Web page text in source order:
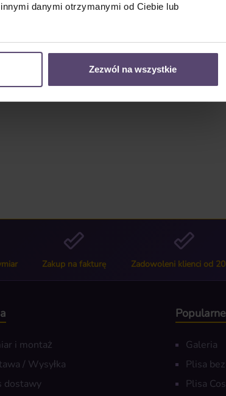
danymi otrzymanymi od Ciebie lub
Zezwól na wszystkie
Zakup na fakturę Zadowoleni klienci od
i montaż
/ Wysyłka
dostawy
Galeria
Plisa
Plisa